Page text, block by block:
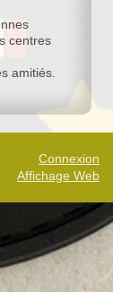
centres
amitiés.
Connexion
Affichage Web